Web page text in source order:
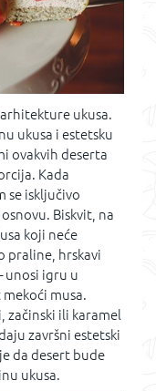
ukusa.
ukusa i estetsku
ovakvih deserta
Kada
se isključivo
Biskvit, na
koji neće
praline, hrskavi
unosi igru u
musa.
začinski ili karamel
završni estetski
da desert bude
ukusa.